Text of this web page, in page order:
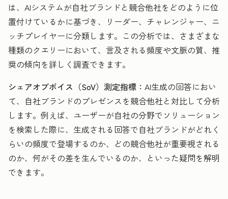
は、AIシステムが自社ブランドと競合他社をどのように位
置付けているかに基づき、リーダー、チャレンジャー、ニ
ッチプレイヤーに分類します。この分析では、さまざまな
種類のクエリーにおいて、言及される頻度や文脈の質、推
奨の傾向を詳しく調査できます。
シェアオブボイス（SoV）測定指標： AI生成の回答におい
て、自社ブランドのプレゼンスを競合他社と対比して分析
します。例えば、ユーザーが自社の分野でソリューション
を検索した際に、生成される回答で自社ブランドがどれく
らいの頻度で登場するのか、どの競合他社が重要視される
のか、何がその差を生んでいるのか、といった疑問を解明
できます。